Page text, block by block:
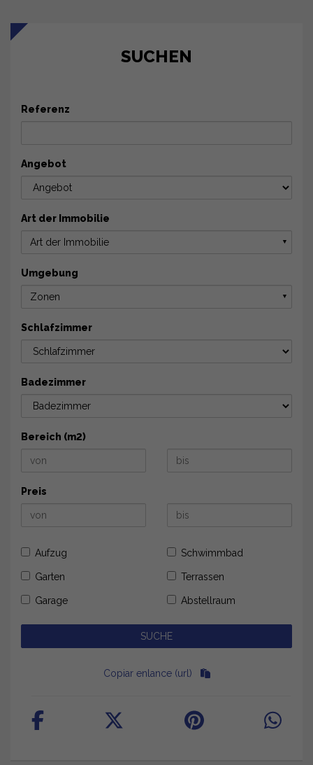
SUCHEN
Referenz
Angebot
Art der Immobilie
Art der Immobilie ▼
Umgebung
Zonen ▼
Schlafzimmer
Badezimmer
Bereich (m2)
Preis
Aufzug Schwimmbad
Garten Terrassen
Garage Abstellraum
Copiar enlance (url)